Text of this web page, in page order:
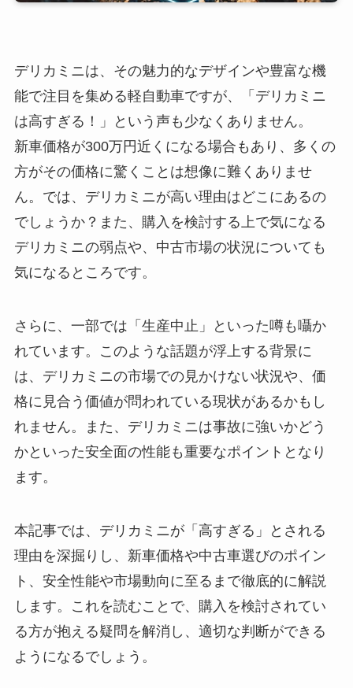
デリカミニは、その魅力的なデザインや豊富な機
能で注目を集める軽自動車ですが、「デリカミニ
は高すぎる！」という声も少なくありません。
新車価格が300万円近くになる場合もあり、多くの
方がその価格に驚くことは想像に難くありませ
ん。では、デリカミニが高い理由はどこにあるの
でしょうか？また、購入を検討する上で気になる
デリカミニの弱点や、中古市場の状況についても
気になるところです。
さらに、一部では「生産中止」といった噂も囁か
れています。このような話題が浮上する背景に
は、デリカミニの市場での見かけない状況や、価
格に見合う価値が問われている現状があるかもし
れません。また、デリカミニは事故に強いかどう
かといった安全面の性能も重要なポイントとなり
ます。
本記事では、デリカミニが「高すぎる」とされる
理由を深掘りし、新車価格や中古車選びのポイン
ト、安全性能や市場動向に至るまで徹底的に解説
します。これを読むことで、購入を検討されてい
る方が抱える疑問を解消し、適切な判断ができる
ようになるでしょう。